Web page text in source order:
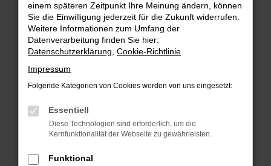
Fehler: Network Error
Beim Laden ist ein Fehler aufgetreten.
Hier sind ein paar Tipps, die dir helfen können:
Überprüfe deine Firewall und deine
Laden andere Webseiten, zum Beispiel
deine Suchmaschine?
Manche Erweiterungen, wie Werbeblocker,
einem späteren Zeitpunkt Ihre Meinung ändern, können
Sie die Einwilligung jederzeit für die Zukunft widerrufen.
Weitere Informationen zum Umfang der
Datenverarbeitung finden Sie hier:
Datenschutzerklärung Cookie-Richtlinie
Impressum
Folgende Kategorien von Cookies werden von uns eingesetzt:
Essentiell
Diese Technologien sind erforderlich, um die
Kernfunktionalität der Webseite zu gewährleisten.
Funktional